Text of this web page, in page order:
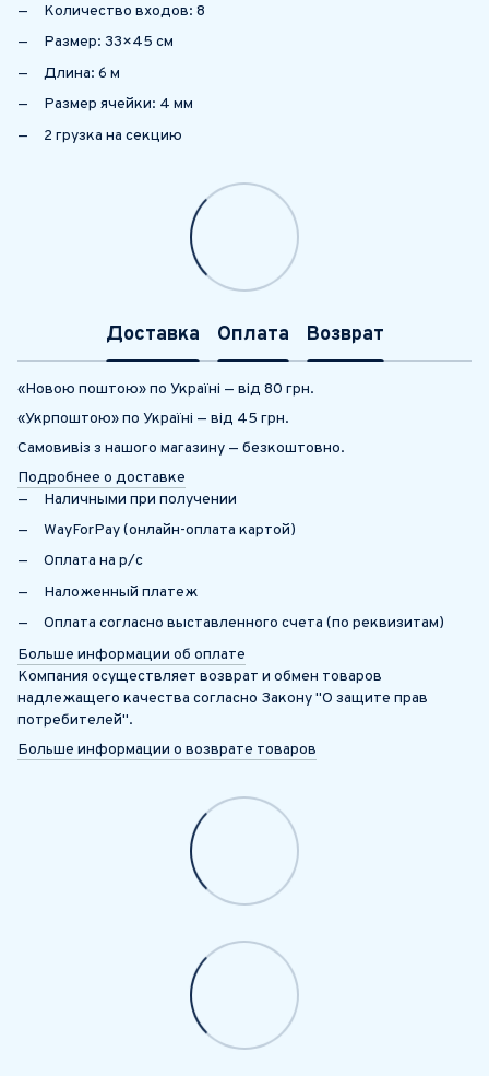
Количество входов: 8
Размер: 33×45 см
Длина: 6 м
Размер ячейки: 4 мм
2 грузка на секцию
Доставка Оплата Возврат
«Новою поштою» по Україні — від 80 грн.
«Укрпоштою» по Україні — від 45 грн.
Самовивіз з нашого магазину — безкоштовно.
Подробнее о доставке
Наличными при получении
WayForPay (онлайн-оплата картой)
Оплата на р/с
Наложенный платеж
Оплата согласно выставленного счета (по реквизитам)
Больше информации об оплате
Компания осуществляет возврат и обмен товаров
надлежащего качества согласно Закону "О защите прав
потребителей".
Больше информации о возврате товаров